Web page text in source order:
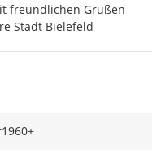
freundlichen Grüßen
Stadt Bielefeld